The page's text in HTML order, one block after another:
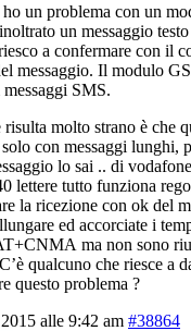
ho un problema con un
un messaggio
a confermare con il
messaggio. Il modulo
SMS.
molto strano è che
con messaggi lunghi,
lo sai .. di
lettere tutto funziona
la ricezione con ok del
ed accorciate i
ma non sono
qualcuno che riesce a
questo problema ?
alle 9:42 am #38864